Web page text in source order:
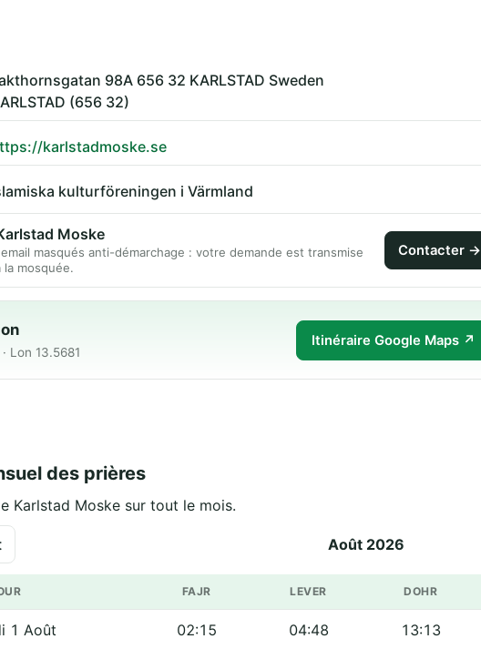
98A 656 32 KARLSTAD Sweden
(656 32)
karlstadmoske.se
kulturföreningen i Värmland
Moske
masqués anti-démarchage : votre demande est transmise
mosquée.
Contacter →
Lon 13.5681
Itinéraire Google Maps ↗
des prières
Karlstad Moske sur tout le mois.
Août 2026
FAJR LEVER DOHR
1 Août 02:15 04:48 13:13